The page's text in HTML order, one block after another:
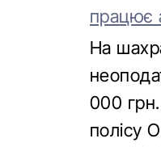
працює
На
000
полісу